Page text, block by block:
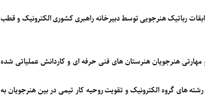
رباتیک هنرجویی توسط دبیرخانه راهبری کشوری الکترونیک و قطب
هنرجویان هنرستان های فنی حرفه ای و کاردانش عملیاتی شده
های گروه الکترونیک و تقویت روحیه کار تیمی در بین هنرجویان به